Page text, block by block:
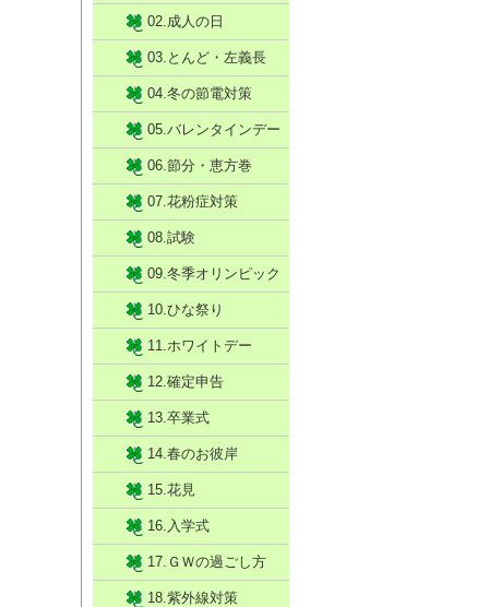
02.成人の日
03.とんど・左義長
04.冬の節電対策
05.バレンタインデー
06.節分・恵方巻
07.花粉症対策
08.試験
09.冬季オリンピック
10.ひな祭り
11.ホワイトデー
12.確定申告
13.卒業式
14.春のお彼岸
15.花見
16.入学式
17.ＧＷの過ごし方
18.紫外線対策